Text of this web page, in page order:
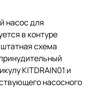
насос для
в контуре
схема
KITDRAIN01 и
насосного